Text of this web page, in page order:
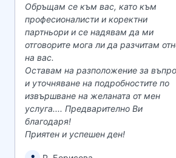
Обръщам се към вас, като към
професионалисти и коректни
партньори и се надявам да ми
отговорите мога ли да разчитам
на вас.
Оставам на разположение за
и уточняване на подробностите по
извършване на желаната от мен
услуга.... Предварително Ви
благодаря!
Приятен и успешен ден!